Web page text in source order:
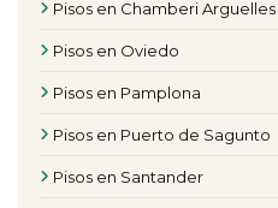
Pisos en Chamberi Arguelles
Pisos en Oviedo
Pisos en Pamplona
Pisos en Puerto de Sagunto
Pisos en Santander